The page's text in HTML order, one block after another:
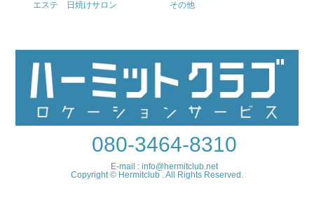
エステ 日焼けサロン
その他
080-3464-8310
E-mail : info@hermitclub.net
Copyright © Hermitclub . All Rights Reserved.